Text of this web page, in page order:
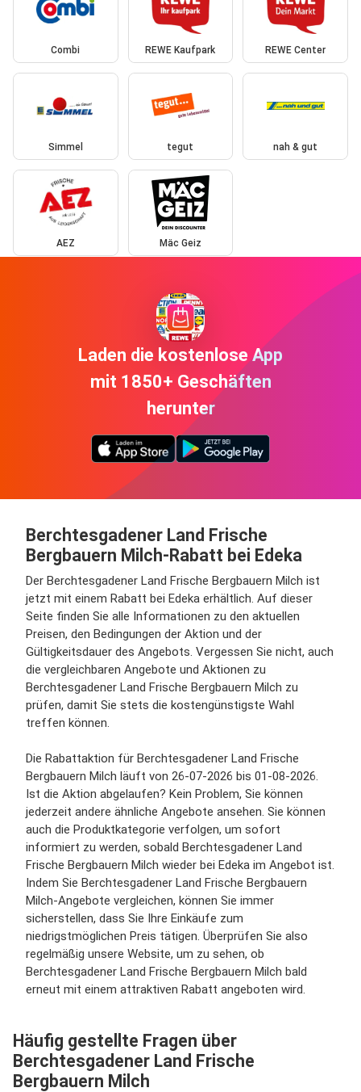
Combi REWE Kaufpark REWE Center
Simmel tegut nah & gut
AEZ Mäc Geiz
Laden die kostenlose App
mit 1850+ Geschäften
herunter
Berchtesgadener Land Frische
Bergbauern Milch-Rabatt bei Edeka
Der Berchtesgadener Land Frische Bergbauern Milch ist
jetzt mit einem Rabatt bei Edeka erhältlich. Auf dieser
Seite finden Sie alle Informationen zu den aktuellen
Preisen, den Bedingungen der Aktion und der
Gültigkeitsdauer des Angebots. Vergessen Sie nicht, auch
die vergleichbaren Angebote und Aktionen zu
Berchtesgadener Land Frische Bergbauern Milch zu
prüfen, damit Sie stets die kostengünstigste Wahl
treffen können.
Die Rabattaktion für Berchtesgadener Land Frische
Bergbauern Milch läuft von 26-07-2026 bis 01-08-2026.
Ist die Aktion abgelaufen? Kein Problem, Sie können
jederzeit andere ähnliche Angebote ansehen. Sie können
auch die Produktkategorie verfolgen, um sofort
informiert zu werden, sobald Berchtesgadener Land
Frische Bergbauern Milch wieder bei Edeka im Angebot ist.
Indem Sie Berchtesgadener Land Frische Bergbauern
Milch-Angebote vergleichen, können Sie immer
sicherstellen, dass Sie Ihre Einkäufe zum
niedrigstmöglichen Preis tätigen. Überprüfen Sie also
regelmäßig unsere Website, um zu sehen, ob
Berchtesgadener Land Frische Bergbauern Milch bald
erneut mit einem attraktiven Rabatt angeboten wird.
Häufig gestellte Fragen über
Berchtesgadener Land Frische
Bergbauern Milch